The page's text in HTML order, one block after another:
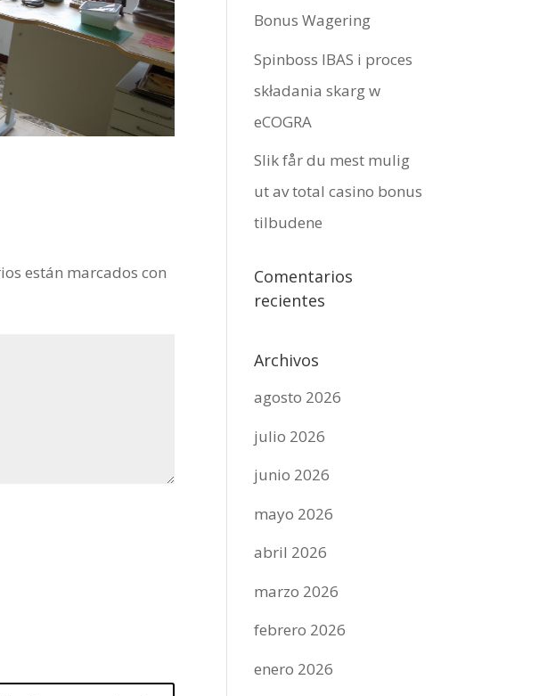
están marcados con
Bonus Wagering
Spinboss IBAS i proces
składania skarg w
eCOGRA
Slik får du mest mulig
ut av total casino bonus
tilbudene
Comentarios
recientes
Archivos
agosto 2026
julio 2026
junio 2026
mayo 2026
abril 2026
marzo 2026
febrero 2026
enero 2026